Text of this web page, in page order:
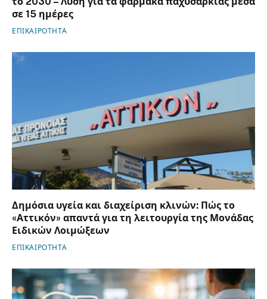
σε 15 ημέρες
ΕΠΙΚΑΙΡΟΤΗΤΑ
Δημόσια υγεία και διαχείριση κλινών: Πώς το
«Αττικόν» απαντά για τη λειτουργία της Μονάδας
Ειδικών Λοιμώξεων
ΕΠΙΚΑΙΡΟΤΗΤΑ